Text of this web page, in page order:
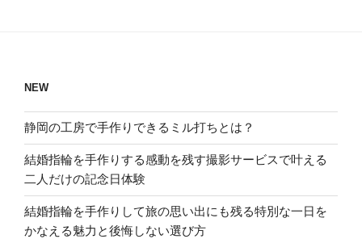
NEW
静岡の工房で手作りできるミル打ちとは？
結婚指輪を手作りする感動を残す撮影サービスで叶える
二人だけの記念日体験
結婚指輪を手作りして旅の思い出にも残る特別な一日を
かなえる魅力と後悔しない選び方